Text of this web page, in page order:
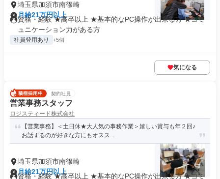
埼玉県加須市南篠崎
月給21万円以上
資格・経験 ★高卒以上 ★基本的なPC操作が出来る方 ★コミ
ュニケーション力がある方
社員登用あり +5個
気になる
契約社員
営業事務スタッフ
ロジスティード株式会社
【営業事務】＜土日休★大人気の事務作業＞嬉しい賞与も年２回♪
お話するのが好きな方にもオスス...
埼玉県加須市南篠崎
月給21万円以上
資格・経験 ★高卒以上 ★基本的なPC操作が出来る方 ★コミ